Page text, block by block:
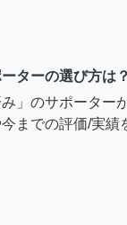
ターの選び方は？
」のサポーター
までの評価/実績